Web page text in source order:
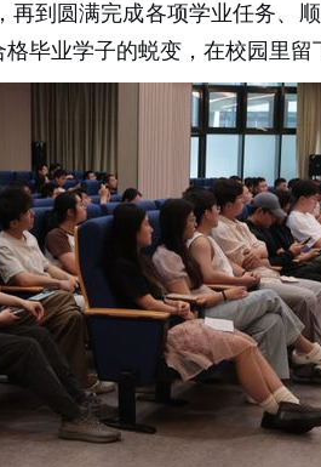
到圆满完成各项学业任务、
毕业学子的蜕变，在校园里留